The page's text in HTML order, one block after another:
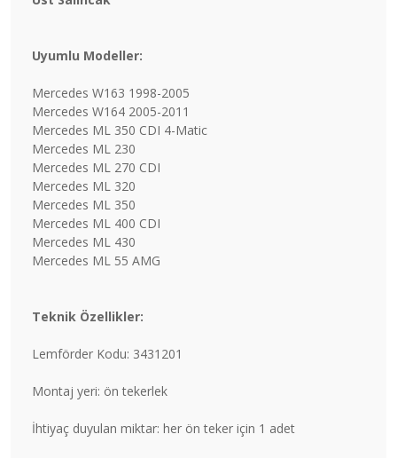
Uyumlu Modeller:
Mercedes W163 1998-2005
Mercedes W164 2005-2011
Mercedes ML 350 CDI 4-Matic
Mercedes ML 230
Mercedes ML 270 CDI
Mercedes ML 320
Mercedes ML 350
Mercedes ML 400 CDI
Mercedes ML 430
Mercedes ML 55 AMG
Teknik Özellikler:
Lemförder Kodu: 3431201
Montaj yeri: ön tekerlek
İhtiyaç duyulan miktar: her ön teker için 1 adet